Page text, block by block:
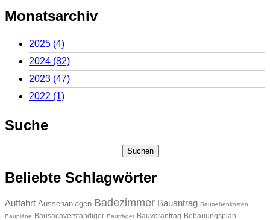
Monatsarchiv
2025 (4)
2024 (82)
2023 (47)
2022 (1)
Suche
Suchen
Beliebte Schlagwörter
Auffahrt Aussenanlagen Badezimmer Bauantrag Baunebenkosten
Baupläne Bausachverständiger Bauträger Bauvorantrag Bebauungsplan